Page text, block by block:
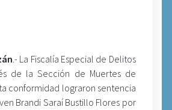
.- La Fiscalía Especial de Delitos
de la Sección de Muertes de
conformidad lograron sentencia
Brandi Saraí Bustillo Flores por